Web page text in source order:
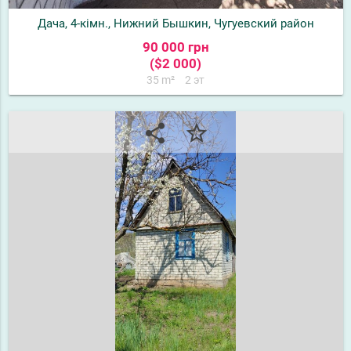
Дача, 4-кімн., Нижний Бышкин, Чугуевский район
90 000 грн
($2 000)
35 m² 2 эт
share star_border